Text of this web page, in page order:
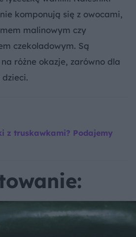
komponują się z owocami,
malinowym czy
czekoladowym. Są
różne okazje, zarówno dla
dzieci.
z truskawkami? Podajemy